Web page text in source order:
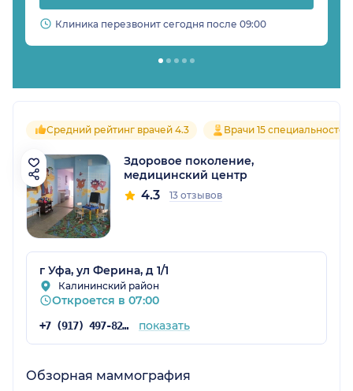
Клиника перезвонит сегодня после 09:00
Средний рейтинг врачей 4.3 Врачи 15 специальностей
Здоровое поколение,
медицинский центр
4.3 13 отзывов
г Уфа, ул Ферина, д 1/1
Калининский район
Откроется в 07:00
+7 (917) 497-82-72 показать
Обзорная маммография